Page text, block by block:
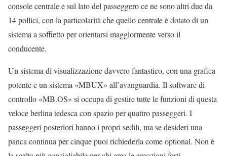
console centrale e sul lato del passeggero ce ne sono altri due da
14 pollici, con la particolarità che quello centrale è dotato di un
sistema a soffietto per orientarsi maggiormente verso il
conducente.
Un sistema di visualizzazione davvero fantastico, con una grafica
potente e un sistema «MBUX» all’avanguardia. Il software di
controllo «MB.OS» si occupa di gestire tutte le funzioni di questa
veloce berlina tedesca con spazio per quattro passeggeri. I
passeggeri posteriori hanno i propri sedili, ma se desideri una
panca continua per cinque puoi richiederla come optional. Non è